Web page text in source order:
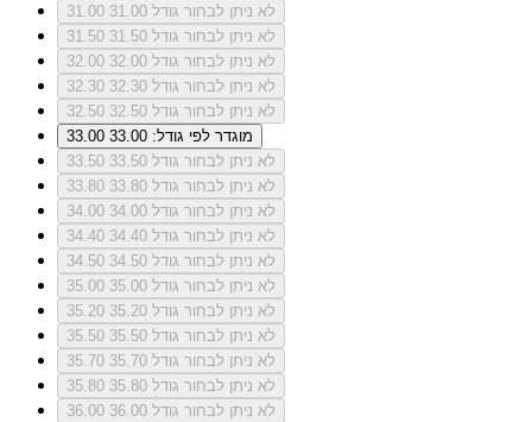
31.00
לא ניתן לבחור גודל 31.00
31.50
לא ניתן לבחור גודל 31.50
32.00
לא ניתן לבחור גודל 32.00
32.30
לא ניתן לבחור גודל 32.30
32.50
לא ניתן לבחור גודל 32.50
33.00
מוגדר לפי גודל: 33.00
33.50
לא ניתן לבחור גודל 33.50
33.80
לא ניתן לבחור גודל 33.80
34.00
לא ניתן לבחור גודל 34.00
34.40
לא ניתן לבחור גודל 34.40
34.50
לא ניתן לבחור גודל 34.50
35.00
לא ניתן לבחור גודל 35.00
35.20
לא ניתן לבחור גודל 35.20
35.50
לא ניתן לבחור גודל 35.50
35.70
לא ניתן לבחור גודל 35.70
35.80
לא ניתן לבחור גודל 35.80
36.00
לא ניתן לבחור גודל 36.00